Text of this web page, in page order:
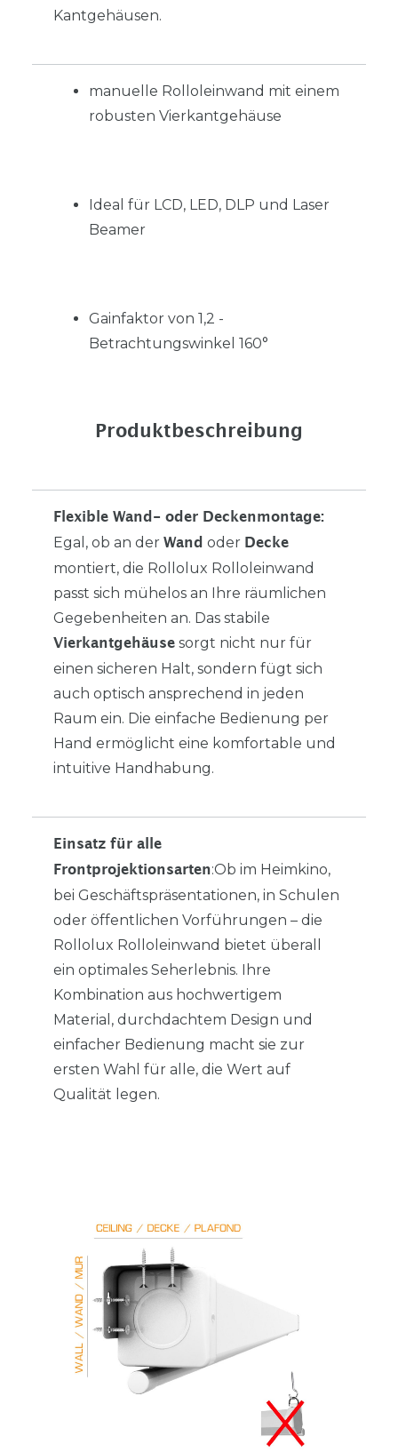
Kantgehäusen.
manuelle Rolloleinwand mit einem
robusten Vierkantgehäuse
Ideal für LCD, LED, DLP und Laser
Beamer
Gainfaktor von 1,2 -
Betrachtungswinkel 160°
Produktbeschreibung
Flexible Wand- oder Deckenmontage:
Egal, ob an der Wand oder Decke
montiert, die Rollolux Rolloleinwand
passt sich mühelos an Ihre räumlichen
Gegebenheiten an. Das stabile
Vierkantgehäuse sorgt nicht nur für
einen sicheren Halt, sondern fügt sich
auch optisch ansprechend in jeden
Raum ein. Die einfache Bedienung per
Hand ermöglicht eine komfortable und
intuitive Handhabung.
Einsatz für alle
Frontprojektionsarten:Ob im Heimkino,
bei Geschäftspräsentationen, in Schulen
oder öffentlichen Vorführungen – die
Rollolux Rolloleinwand bietet überall
ein optimales Seherlebnis. Ihre
Kombination aus hochwertigem
Material, durchdachtem Design und
einfacher Bedienung macht sie zur
ersten Wahl für alle, die Wert auf
Qualität legen.